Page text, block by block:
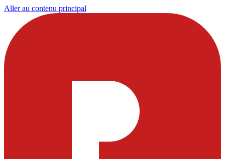
Aller au contenu principal